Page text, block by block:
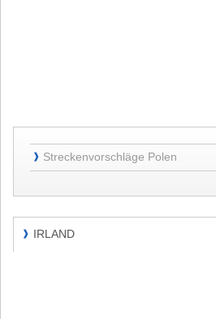
Streckenvorschläge
Polen
❱ Streckenvorschläge Polen
❱ IRLAND